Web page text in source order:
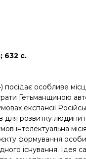
632 с.
особливе
Гетьманщиною
експансії
розвитку людини
інтелектуальна
формування
існування. Ідея